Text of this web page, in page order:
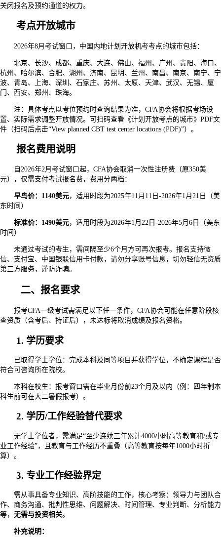
关闭报名及预约通道的权力。
考点开放城市
2026年8月考试窗口，中国内地计划开放机考考点的城市包括：
北京、长沙、成都、重庆、大连、佛山、福州、广州、贵阳、海口、
杭州、哈尔滨、合肥、湖州、济南、昆明、兰州、南昌、南京、南宁、宁
波、青岛、上海、深圳、石家庄、苏州、太原、天津、武汉、无锡、厦
门、西安、郑州、珠海。
注：具体考点以考位预约时查询结果为准，CFA协会将根据考场设
置、实际需求调整开放情况。可扫码查看《计划开放考点的城市》PDF文
件（扫码后点击“View planned CBT test center locations (PDF)”）。
报名费用说明
自2026年2月考试窗口起，CFA协会取消一次性注册费（原350美
元），仅需支付考试报名费，费用分两档：
早鸟价：1140美元，适用时段为2025年11月11日-2026年1月21日（美
东时间）
标准价：1490美元，适用时段为2026年1月22日-2026年5月6日（美东
时间）
未通过考试的考生，需间隔至少6个月方可再次报考。报名支持微
信、支付宝、中国银联信用卡付款，请勿分享账号信息，切勿轻信无资质
第三方服务，谨防诈骗。
二、报名要求
报考CFA一级考试需满足以下任一条件，CFA协会可能在任意阶段核
查资质（含考后、持证后），未达标将取消成绩及报名资格。
1. 学历要求
已取得学士学位：完成本科及同等项目并获得学位，不确定课程是否
符合可咨询所在院校。
本科在校生：报考窗口需在毕业月份前23个月及以内（例：四年制本
科生前可在大二暑假报考）。
2. 学历/工作经验替代要求
无学士学位者，需满足“至少连续三年累计4000小时高等教育和/或专
业工作经验”，且教育与工作经历不重叠（高等教育按每年1000小时折
算）。
3. 专业工作经验界定
需从事具备专业知识、高阶技能的工作，核心考察：领导力与团队合
作、商务沟通、批判性思维、问题解决、时间管理、专业判断、分析能力
等， 无需与投资相关。
补充说明：